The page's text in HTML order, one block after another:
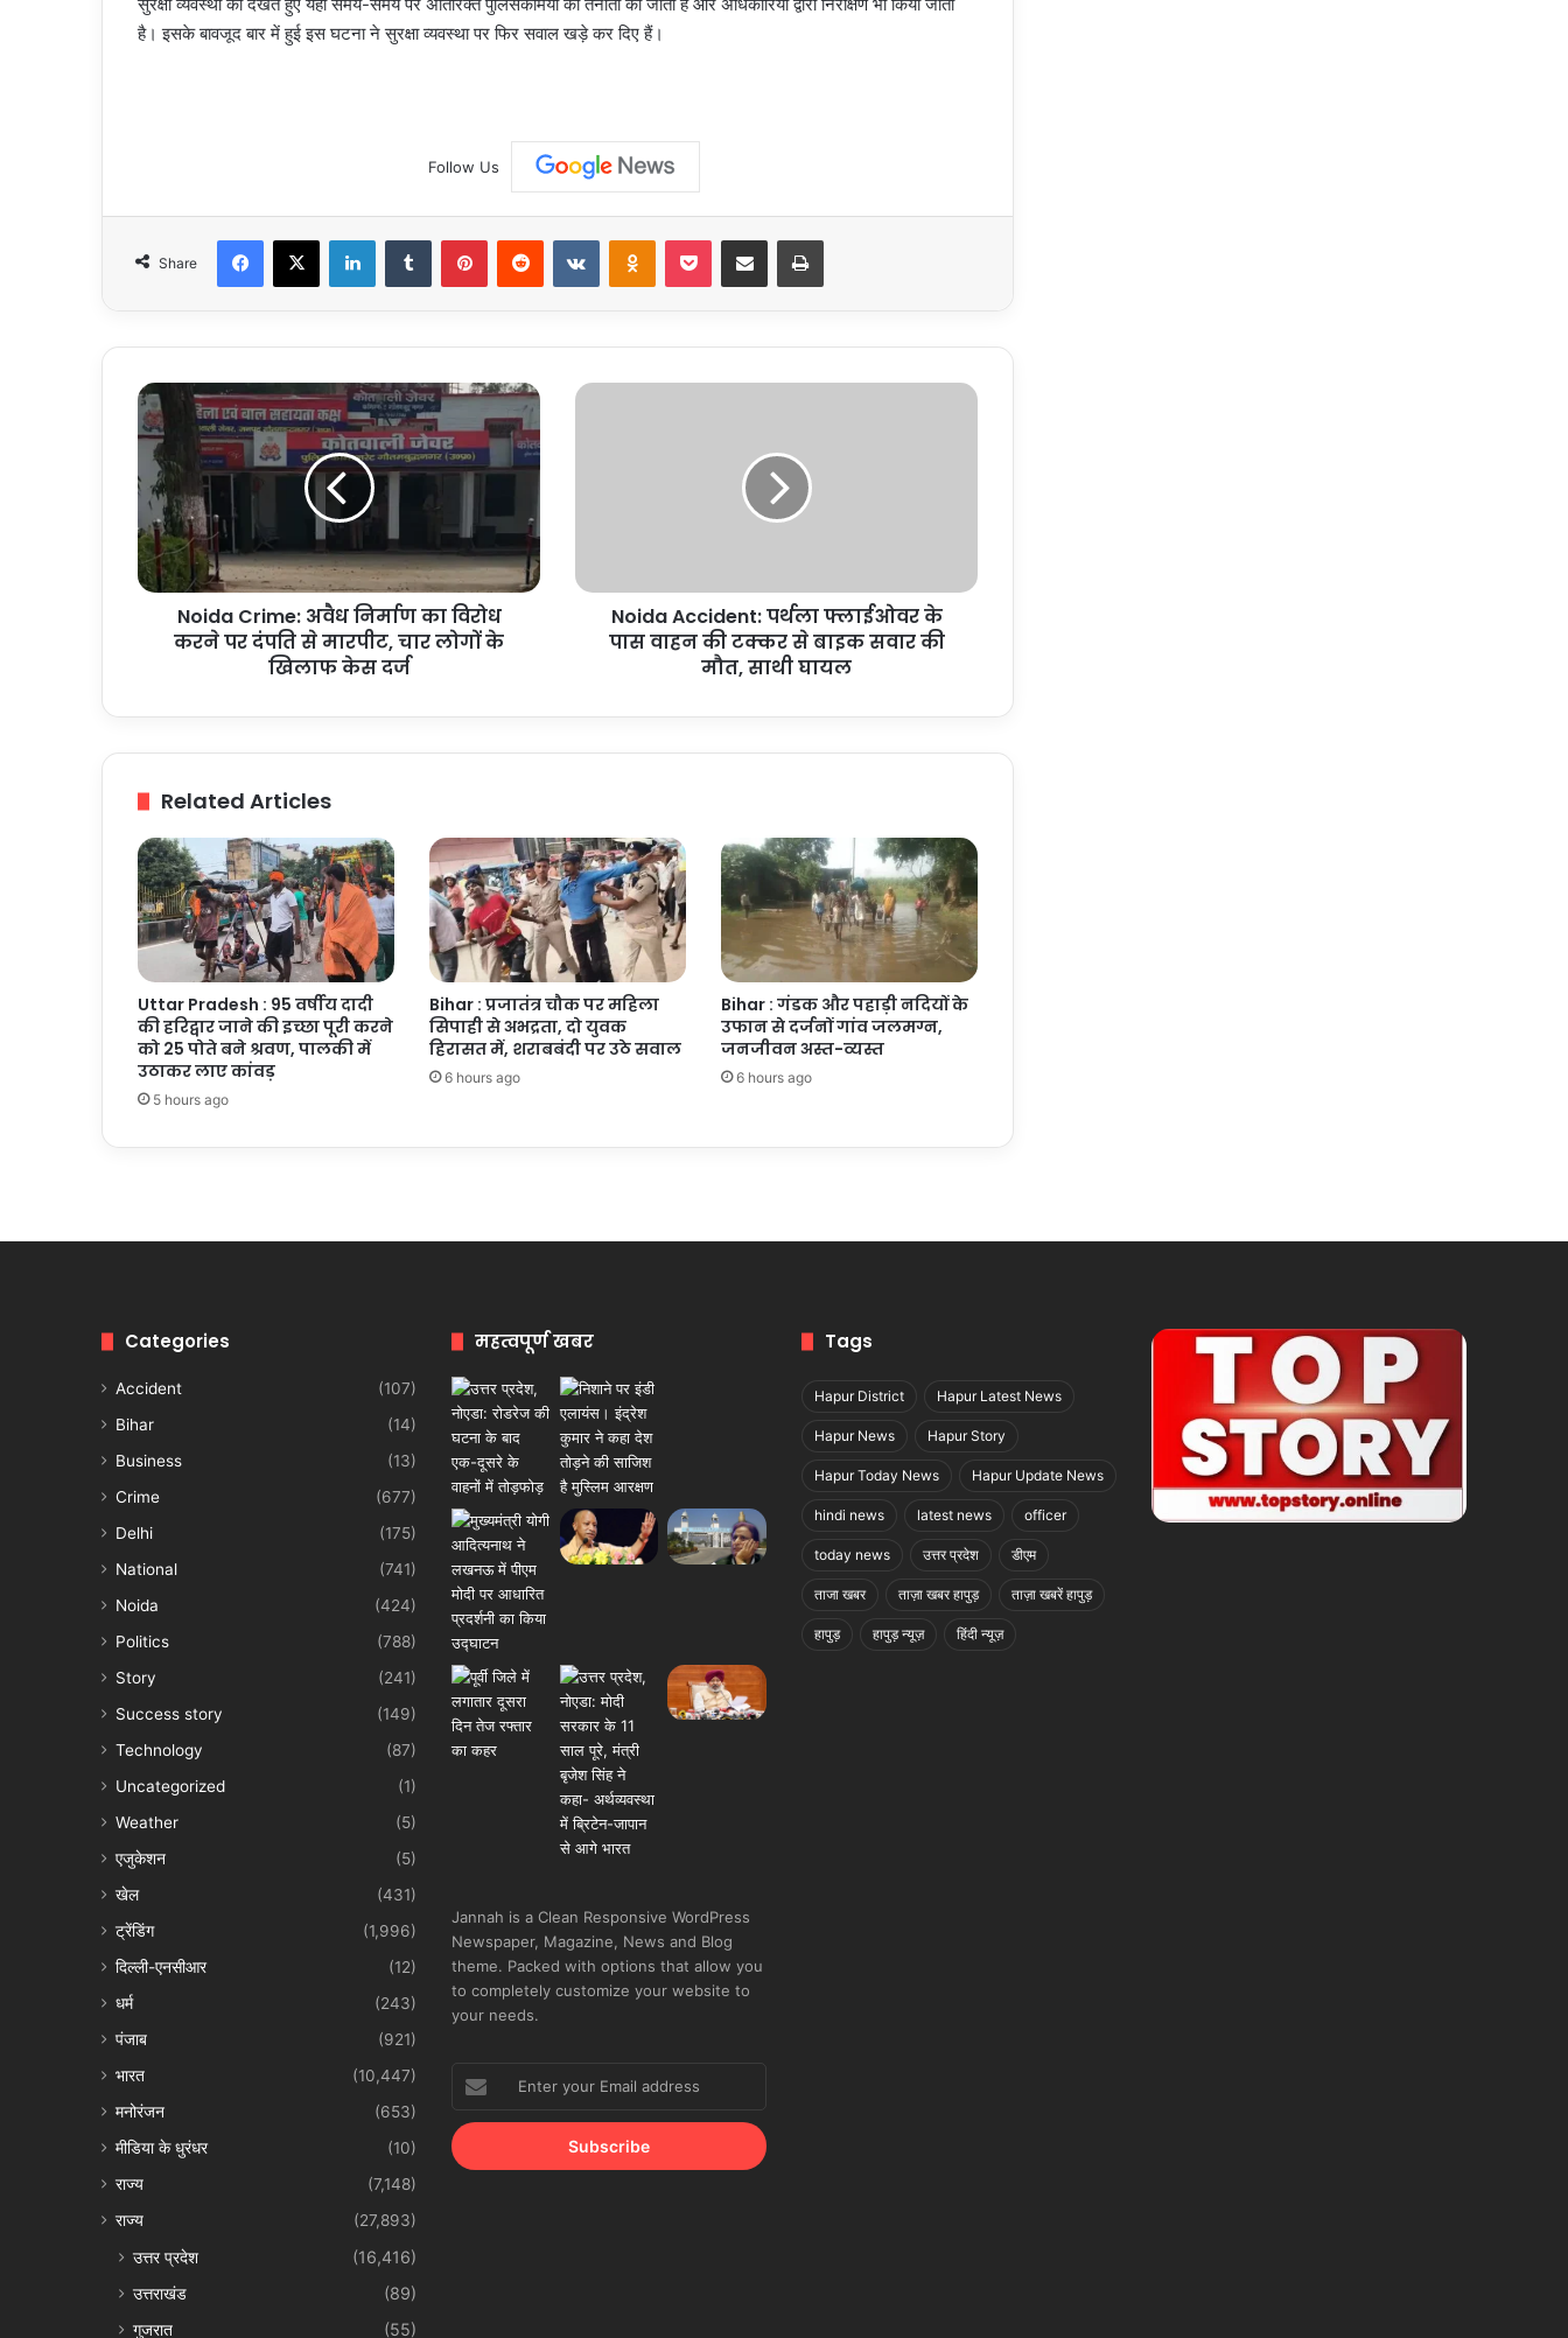
है। इसके बावजूद बार में हुई इस घटना ने सुरक्षा व्यवस्था पर फिर सवाल खड़े कर दिए हैं।
Follow Us
Share
Facebook
X LinkedInTumblr PinterestReddit VKontakteOdnoklassniki
Pocket Share via Email Print
Noida
Crime:
अवैध
निर्माण
का
विरोध
करने
पर
दंपति
मारपीट,
Noida Crime: अवैध निर्माण का विरोध
करने पर दंपति से मारपीट, चार लोगों के
खिलाफ केस दर्ज
Noida
टक्कर
Noida Accident: पर्थला फ्लाईओवर के
पास वाहन की टक्कर से बाइक सवार की
मौत, साथी घायल
Related Articles
Uttar Pradesh : 95 वर्षीय दादी
की हरिद्वार जाने की इच्छा पूरी करने
को 25 पोते बने श्रवण, पालकी में
उठाकर लाए कांवड़
5 hours ago
Bihar : प्रजातंत्र चौक पर महिला
सिपाही से अभद्रता, दो युवक
हिरासत में, शराबबंदी पर उठे सवाल
6 hours ago
Bihar : गंडक और पहाड़ी नदियों के
उफान से दर्जनों गांव जलमग्न,
जनजीवन अस्त-व्यस्त
6 hours ago
Categories
Accident
(107)
Bihar
(14)
Business
(13)
Crime
(677)
Delhi
(175)
National
(741)
Noida
(424)
Politics
(788)
Story
(241)
Success story
(149)
Technology
(87)
Uncategorized
(1)
Weather
(5)
एजुकेशन
(5)
खेल
(431)
ट्रेंडिंग
(1,996)
दिल्ली-एनसीआर
(12)
धर्म
(243)
पंजाब
(921)
भारत
(10,447)
मनोरंजन
(653)
मीडिया के धुरंधर
(10)
राज्य
(7,148)
राज्य
(27,893)
उत्तर प्रदेश
(16,416)
उत्तराखंड
(89)
गुजरात
(55)
महत्वपूर्ण खबर
Jannah is a Clean Responsive WordPress
Newspaper, Magazine, News and Blog
theme. Packed with options that allow you
to completely customize your website to
your needs.
your
Email
address
Tags
Hapur District Hapur Latest News
Hapur News Hapur Story
Hapur Today News Hapur Update News
hindi news latest news officer
today news उत्तर प्रदेश डीएम
ताजा खबर ताज़ा खबर हापुड़ ताज़ा खबरें हापुड़
हापुड़ हापुड़ न्यूज़ हिंदी न्यूज़